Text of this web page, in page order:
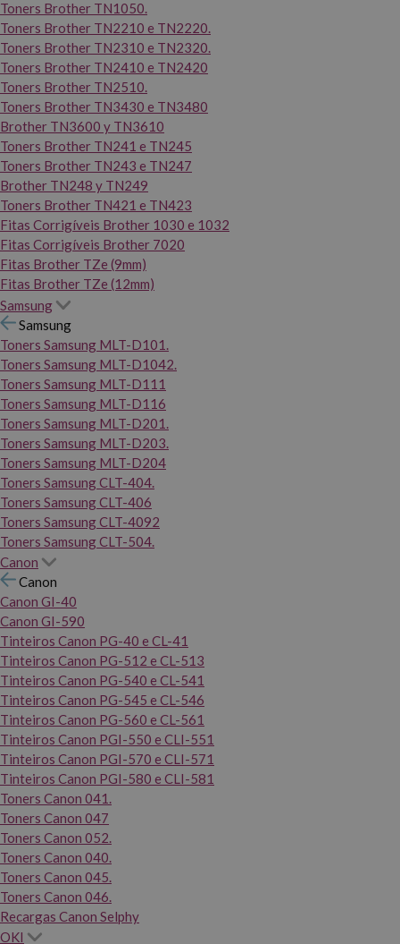
Toners Brother TN1050.
Toners Brother TN2210 e TN2220.
Toners Brother TN2310 e TN2320.
Toners Brother TN2410 e TN2420
Toners Brother TN2510.
Toners Brother TN3430 e TN3480
Brother TN3600 y TN3610
Toners Brother TN241 e TN245
Toners Brother TN243 e TN247
Brother TN248 y TN249
Toners Brother TN421 e TN423
Fitas Corrigíveis Brother 1030 e 1032
Fitas Corrigíveis Brother 7020
Fitas Brother TZe (9mm)
Fitas Brother TZe (12mm)
Samsung
Samsung
Toners Samsung MLT-D101.
Toners Samsung MLT-D1042.
Toners Samsung MLT-D111
Toners Samsung MLT-D116
Toners Samsung MLT-D201.
Toners Samsung MLT-D203.
Toners Samsung MLT-D204
Toners Samsung CLT-404.
Toners Samsung CLT-406
Toners Samsung CLT-4092
Toners Samsung CLT-504.
Canon
Canon
Canon GI-40
Canon GI-590
Tinteiros Canon PG-40 e CL-41
Tinteiros Canon PG-512 e CL-513
Tinteiros Canon PG-540 e CL-541
Tinteiros Canon PG-545 e CL-546
Tinteiros Canon PG-560 e CL-561
Tinteiros Canon PGI-550 e CLI-551
Tinteiros Canon PGI-570 e CLI-571
Tinteiros Canon PGI-580 e CLI-581
Toners Canon 041.
Toners Canon 047
Toners Canon 052.
Toners Canon 040.
Toners Canon 045.
Toners Canon 046.
Recargas Canon Selphy
OKI